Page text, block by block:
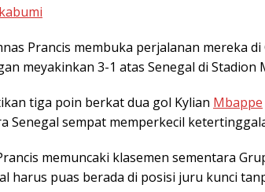
Prancis membuka perjalanan mereka di
meyakinkan 3-1 atas Senegal di Stadion
tiga poin berkat dua gol Kylian Mbappe
Senegal sempat memperkecil
memuncaki klasemen sementara
harus puas berada di posisi juru kunci